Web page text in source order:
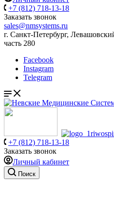
+7 (812) 718-13-18
Заказать звонок
sales@nmsystems.ru
г. Санкт-Петербург,
часть 280
Facebook
Instagram
Telegram
+7 (812) 718-13-18
Заказать звонок
Личный кабинет
Поиск